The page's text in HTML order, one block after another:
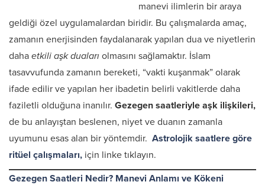
manevi ilimlerin bir araya
geldiği özel uygulamalardan biridir. Bu çalışmalarda amaç,
zamanın enerjisinden faydalanarak yapılan dua ve niyetlerin
daha etkili aşk duaları olmasını sağlamaktır. İslam
tasavvufunda zamanın bereketi, “vakti kuşanmak” olarak
ifade edilir ve yapılan her ibadetin belirli vakitlerde daha
faziletli olduğuna inanılır. Gezegen saatleriyle aşk ilişkileri,
de bu anlayıştan beslenen, niyet ve duanın zamanla
uyumunu esas alan bir yöntemdir. Astrolojik saatlere göre
ritüel çalışmaları, için linke tıklayın.
Gezegen Saatleri Nedir? Manevi Anlamı ve Kökeni